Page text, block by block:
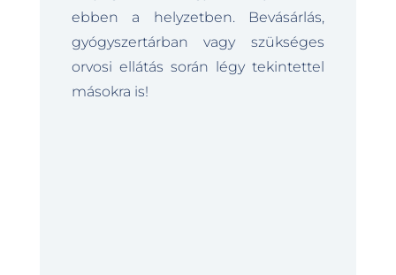
ebben a helyzetben. Bevásárlás,
gyógyszertárban vagy szükséges
orvosi ellátás során légy tekintettel
másokra is!